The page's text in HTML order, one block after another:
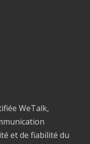
WeTalk,
et de fiabilité du